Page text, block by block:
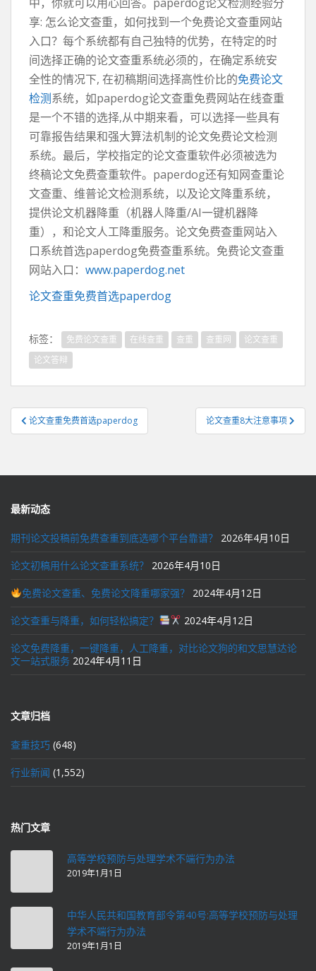
享: 怎么论文查重，如何找到一个免费论文查重网站
入口？每个系统都有自己独特的优势，在特定的时
间选择正确的论文查重系统必须的，在确定系统安
全性的情况下, 在初稿期间选择高性价比的免费论文
检测系统，如paperdog论文查重免费网站在线查重
是一个不错的选择,从中期来看，可以选择一些具有
可靠报告结果和强大算法机制的论文免费论文检测
系统。最后，学校指定的论文查重软件必须被选为
终稿论文免费查重软件。paperdog还有知网查重论
文查重、维普论文检测系统，以及论文降重系统，
提供论文机器降重（机器人降重/AI一键机器降
重），和论文人工降重服务。论文免费查重网站入
口系统首选paperdog免费查重系统。免费论文查重
网站入口： www.paperdog.net
论文查重免费首选paperdog
标签： 免费论文查重 在线查重 查重 查重网
论文查重
论文答辩
文
章
航
论文查重免费首选paperdog 论文查重8大注意事项
最新动态
期刊论文投稿前免费查重到底选哪个平台靠谱？ 2026年4月10日
论文初稿用什么论文查重系统？ 2026年4月10日
免费论文查重、免费论文降重哪家强？ 2024年4月12日
论文查重与降重，如何轻松搞定？ 2024年4月12日
论文免费降重，一键降重，人工降重，对比论文狗的和文思慧达论
文一站式服务 2024年4月11日
文章归档
查重技巧 (648)
行业新闻 (1,552)
热门文章
高等学校预防与处理学术不端行为办法
2019年1月1日
中华人民共和国教育部令第40号:高等学校预防与处理
学术不端行为办法
2019年1月1日